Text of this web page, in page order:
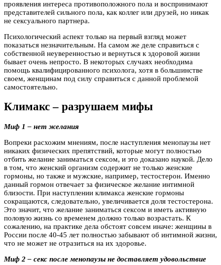
проявления интереса противоположного пола и воспринимают
представителей сильного пола, как коллег или друзей, но никак
не сексуального партнера.
Психологический аспект только на первый взгляд может
показаться незначительным. На самом же деле справиться с
собственной неуверенностью и вернуться к здоровой жизни
бывает очень непросто. В некоторых случаях необходима
помощь квалифицированного психолога, хотя в большинстве
своем, женщинам под силу справиться с данной проблемой
самостоятельно.
Климакс – разрушаем мифы
Миф 1 – нет желания
Вопреки расхожим мнениям, после наступления менопаузы нет
никаких физических препятствий, которые могут полностью
отбить желание заниматься сексом, и это доказано наукой. Дело
в том, что женский организм содержит не только женские
гормоны, но также и мужские, например, тестостерон. Именно
данный гормон отвечает за физическое желание интимной
близости. При наступлении климакса женские гормоны
сокращаются, следовательно, увеличивается доля тестостерона.
Это значит, что желание заниматься сексом и иметь активную
половую жизнь со временем должно только возрастать. К
сожалению, на практике дела обстоят совсем иначе: женщины в
России после 40-45 лет полностью забывают об интимной жизни,
что не может не отразиться на их здоровье.
Миф 2 – секс после менопаузы не доставляет удовольствие